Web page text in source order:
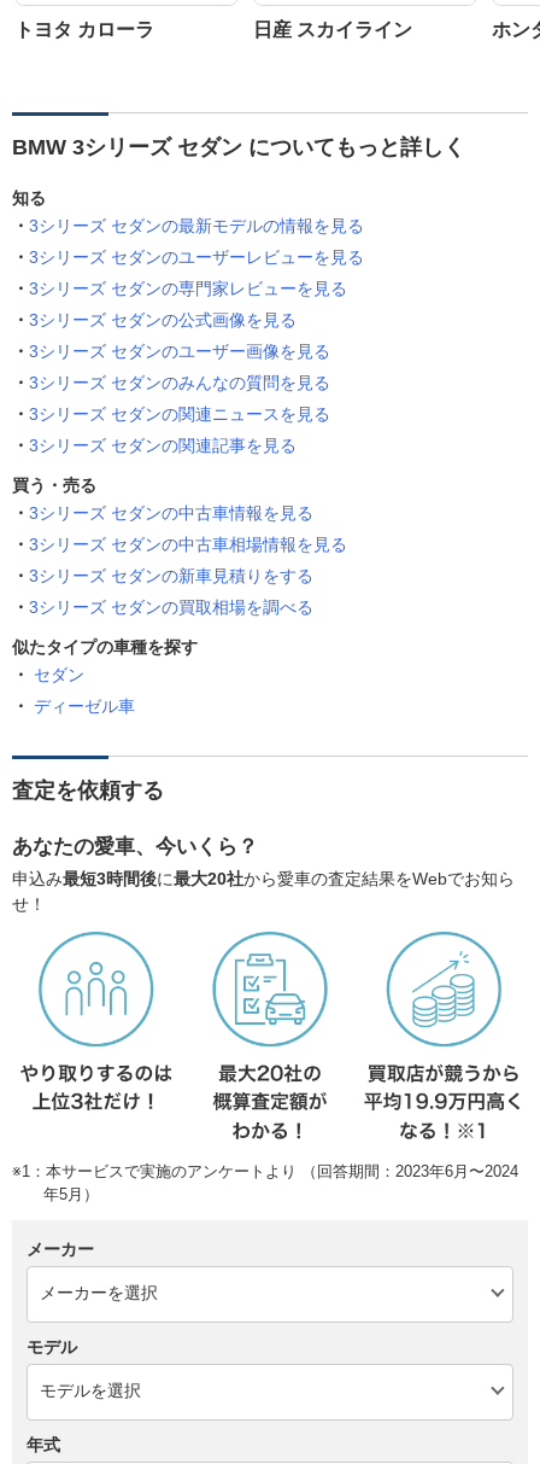
トヨタ カローラ 日産 スカイライン ホン
BMW 3シリーズ セダン についてもっと詳しく
知る
3シリーズ セダンの最新モデルの情報を見る
3シリーズ セダンのユーザーレビューを見る
3シリーズ セダンの専門家レビューを見る
3シリーズ セダンの公式画像を見る
3シリーズ セダンのユーザー画像を見る
3シリーズ セダンのみんなの質問を見る
3シリーズ セダンの関連ニュースを見る
3シリーズ セダンの関連記事を見る
買う・売る
3シリーズ セダンの中古車情報を見る
3シリーズ セダンの中古車相場情報を見る
3シリーズ セダンの新車見積りをする
3シリーズ セダンの買取相場を調べる
似たタイプの車種を探す
セダン
ディーゼル車
査定を依頼する
あなたの愛車、今いくら？
申込み最短3時間後に最大20社から愛車の査定結果をWebでお知ら
せ！
※1：本サービスで実施のアンケートより （回答期間：2023年6月〜2024
年5月）
メーカー
モデル
年式